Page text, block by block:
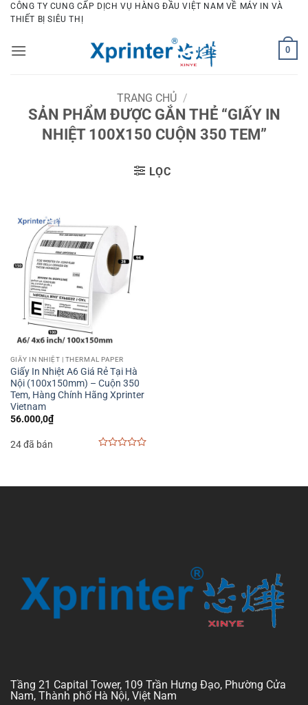
Bỏ
qua
dung
CÔNG TY CUNG CẤP DỊCH VỤ HÀNG ĐẦU VIỆT NAM VỀ MÁY IN VÀ
THIẾT BỊ SIÊU THỊ
0
TRANG CHỦ /
SẢN PHẨM ĐƯỢC GẮN THẺ “GIẤY IN
NHIỆT 100X150 CUỘN 350 TEM”
LỌC
GIẤY IN NHIỆT | THERMAL PAPER
Giấy In Nhiệt A6 Giá Rẻ Tại Hà
Nội (100x150mm) – Cuộn 350
Tem, Hàng Chính Hãng Xprinter
Vietnam
56.000,0₫
24 đã bán
5
Tầng 21 Capital Tower, 109 Trần Hưng Đạo, Phường Cửa
Nam, Thành phố Hà Nội, Việt Nam